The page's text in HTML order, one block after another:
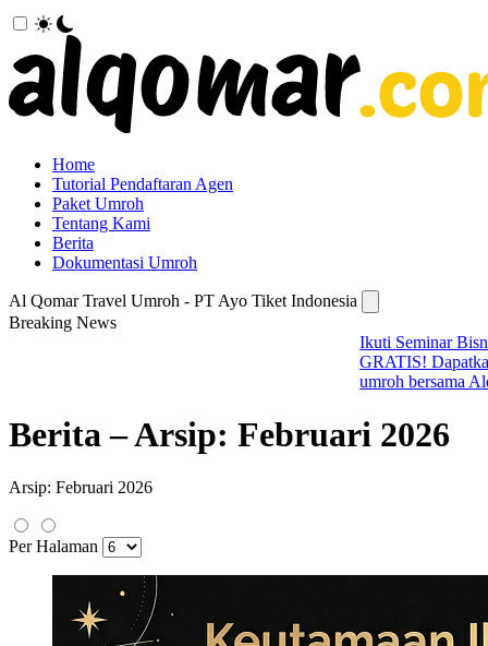
Home
Tutorial Pendaftaran Agen
Paket Umroh
Tentang Kami
Berita
Dokumentasi Umroh
Al Qomar Travel Umroh - PT Ayo Tiket Indonesia
Breaking News
Berita – Arsip: Februari 2026
Arsip: Februari 2026
Per Halaman